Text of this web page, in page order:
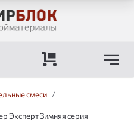
смеси /
Эксперт Зимняя серия